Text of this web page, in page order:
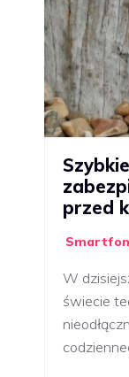
przed
W
świecie